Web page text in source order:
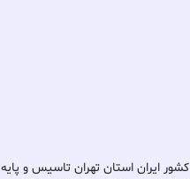
دبی و کشور ایران استان تهران تاسیس و پایه